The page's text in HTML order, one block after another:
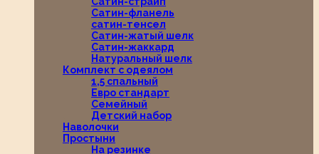
Сатин-фланель
сатин-тенсел
Сатин-жатый шелк
Сатин-жаккард
Натуральный шелк
Комплект с одеялом
1,5 спальный
Евро стандарт
Семейный
Детский набор
Наволочки
Простыни
На резинке